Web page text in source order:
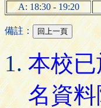
A: 18:30 - 19:20
備註：
本校
名資